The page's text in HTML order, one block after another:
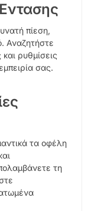
πίεση,
Αναζητήστε
ρυθμίσεις
σας.
τα οφέλη
τη